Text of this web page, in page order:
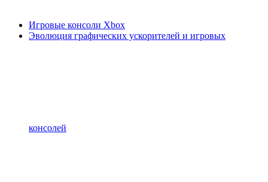
Игровые консоли Xbox
Эволюция графических ускорителей и игровых
консолей